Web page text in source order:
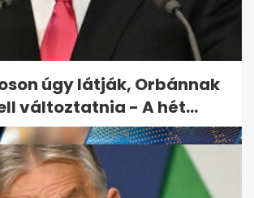
ki ölte meg Till
de a gyilkos
úgy látják, Orbánnak
változtatnia - A hét...